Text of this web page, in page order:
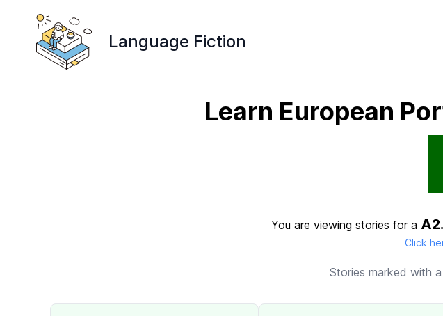
Language Fiction
Learn European
You are viewing stories for a
Click
Stories marked with a